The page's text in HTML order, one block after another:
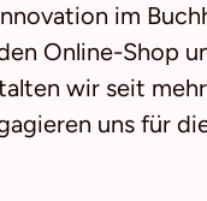
im
Online-Shop
wir seit
uns für